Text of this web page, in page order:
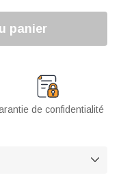
panier
de confidentialité
